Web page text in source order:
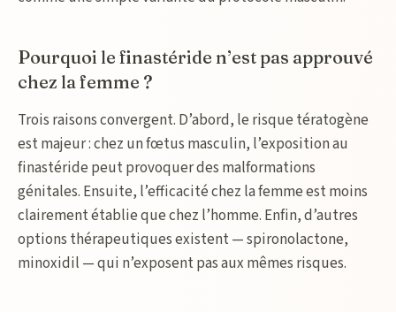
Pourquoi le finastéride n’est pas approuvé
chez la femme ?
Trois raisons convergent. D’abord, le risque tératogène
est majeur : chez un fœtus masculin, l’exposition au
finastéride peut provoquer des malformations
génitales. Ensuite, l’efficacité chez la femme est moins
clairement établie que chez l’homme. Enfin, d’autres
options thérapeutiques existent — spironolactone,
minoxidil — qui n’exposent pas aux mêmes risques.